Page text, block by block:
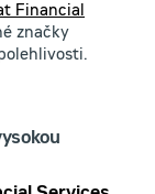
Financial
značky